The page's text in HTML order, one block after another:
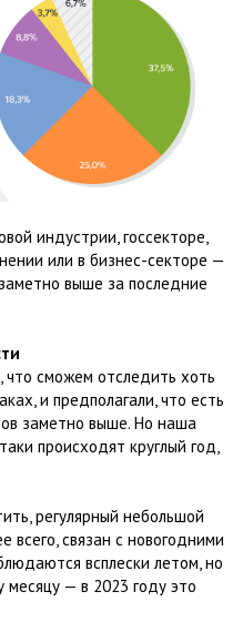
индустрии, госсекторе,
или в бизнес-секторе —
выше за последние
что сможем отследить хоть
и предполагали, что есть
заметно выше. Но наша
происходят круглый год,
регулярный небольшой
всего, связан с новогодними
всплески летом, но
месяцу — в 2023 году это